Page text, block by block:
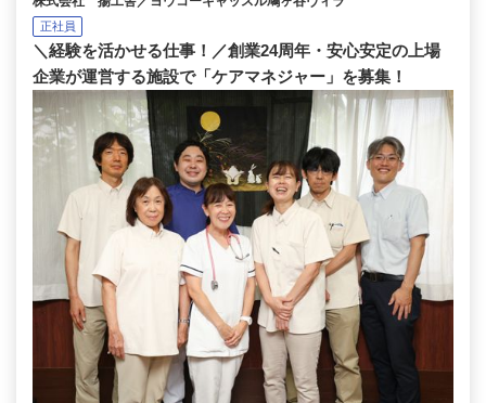
正社員
＼経験を活かせる仕事！／創業24周年・安心安定の上場
企業が運営する施設で「ケアマネジャー」を募集！